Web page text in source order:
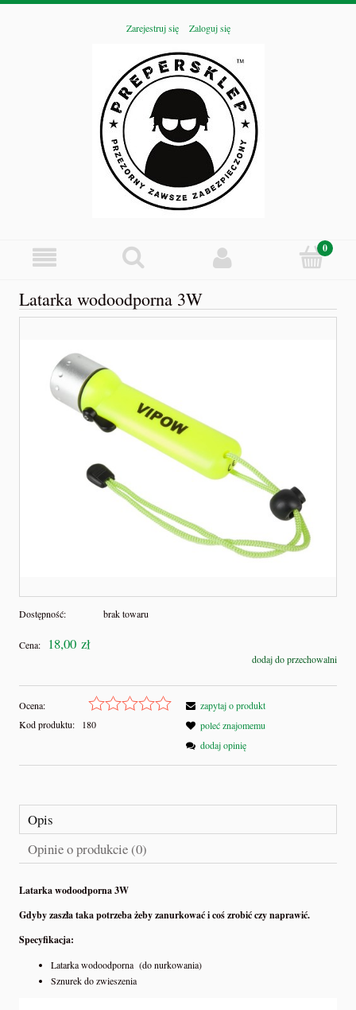
Zarejestruj się Zaloguj się
Latarka wodoodporna 3W
Dostępność: brak towaru
Cena: 18,00 zł
dodaj do przechowalni
Ocena:
Kod produktu:
180
zapytaj o produkt
poleć znajomemu
dodaj opinię
Opis
Opinie o produkcie (0)
Latarka wodoodporna 3W
Gdyby zaszła taka potrzeba żeby zanurkować i coś zrobić czy naprawić.
Specyfikacja:
Latarka wodoodporna (do nurkowania)
Sznurek do zwieszenia